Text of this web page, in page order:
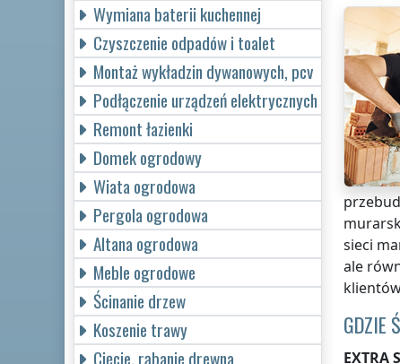
sieci
ale
GDZIE
EXTRA
Wymiana baterii kuchennej
Czyszczenie odpadów i toalet
Montaż wykładzin dywanowych, pcv
Podłączenie urządzeń elektrycznych
Remont łazienki
Domek ogrodowy
Wiata ogrodowa
Pergola ogrodowa
Altana ogrodowa
Meble ogrodowe
Ścinanie drzew
Koszenie trawy
Cięcie, rąbanie drewna